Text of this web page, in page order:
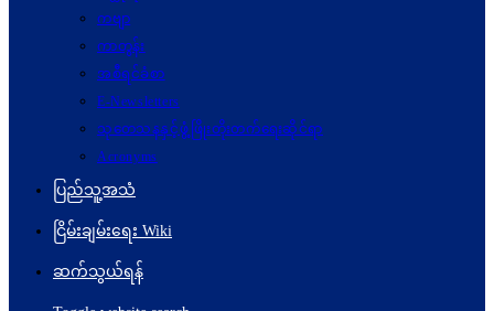
ကဗျာ
ကာတွန်း
အစီရင်ခံစာ
E-Newsletters
သုတေသနနှင့်ဖွံ့ဖြိုးတိုးတက်ရေးဆိုင်ရာ
Acronyms
ပြည်သူ့အသံ
ငြိမ်းချမ်းရေး Wiki
ဆက်သွယ်ရန်